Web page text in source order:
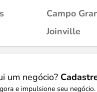
Campo
Joinville
um negócio?
e impulsione seu